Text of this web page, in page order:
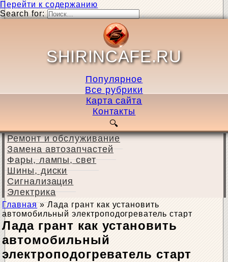
Перейти к содержанию
Search for:
SHIRINCAFE.RU
Популярное
Все рубрики
Карта сайта
Контакты
Ремонт и обслуживание
Замена автозапчастей
Фары, лампы, свет
Шины, диски
Сигнализация
Электрика
Главная»Лада грант как установить
автомобильный электроподогреватель старт
Лада грант как установить
автомобильный
электроподогреватель старт